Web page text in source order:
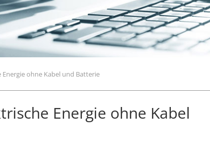
ohne Kabel und Batterie
Energie ohne Kabel